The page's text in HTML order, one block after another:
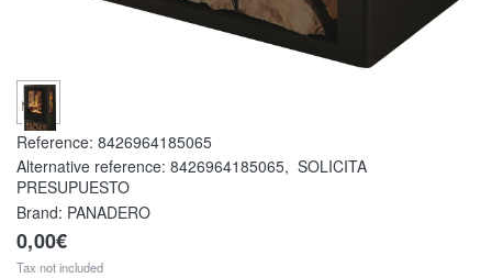
Reference: 8426964185065
Alternative reference: 8426964185065, SOLICITA
PRESUPUESTO
Brand: PANADERO
0,00€
Tax not included